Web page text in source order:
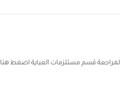
لمراجعة قسم مستلزمات العباية اضغط هنا